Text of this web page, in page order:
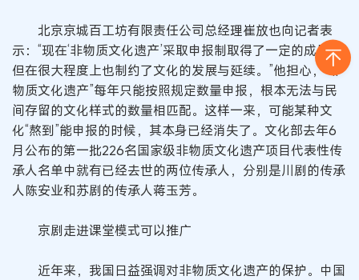
北京京城百工坊有限责任公司总经理崔放也向记者表
示：“现在‘非物质文化遗产’采取申报制取得了一定的成果，
但在很大程度上也制约了文化的发展与延续。”他担心，“非
物质文化遗产”每年只能按照规定数量申报，根本无法与民
间存留的文化样式的数量相匹配。这样一来，可能某种文
化“熬到”能申报的时候，其本身已经消失了。文化部去年6
月公布的第一批226名国家级非物质文化遗产项目代表性传
承人名单中就有已经去世的两位传承人，分别是川剧的传承
人陈安业和苏剧的传承人蒋玉芳。
京剧走进课堂模式可以推广
近年来，我国日益强调对非物质文化遗产的保护。中国